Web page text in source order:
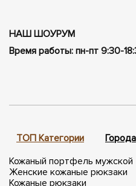
НАШ ШОУРУМ
Время работы: пн-пт 9:30-
ТОП Категории Города
Кожаный портфель мужской
Женские кожаные рюкзаки
Кожаные рюкзаки